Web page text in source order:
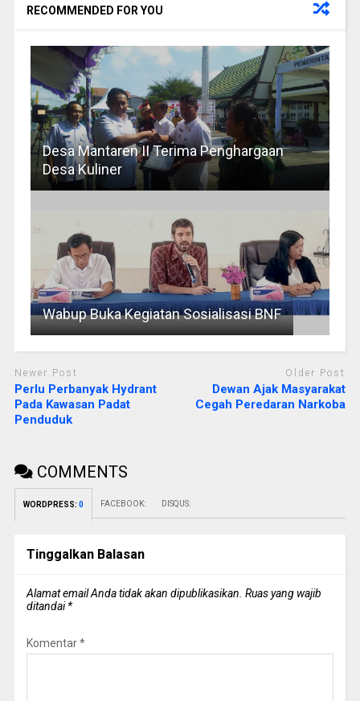
RECOMMENDED FOR YOU
Desa Mantaren II Terima Penghargaan
Desa Kuliner
Wabup Buka Kegiatan Sosialisasi BNF
Newer Post
Perlu Perbanyak Hydrant
Pada Kawasan Padat
Penduduk
Older Post
Dewan Ajak Masyarakat
Cegah Peredaran Narkoba
COMMENTS
WORDPRESS: 0 FACEBOOK: DISQUS:
Tinggalkan Balasan
Alamat email Anda tidak akan dipublikasikan. Ruas yang wajib
ditandai*
Komentar*